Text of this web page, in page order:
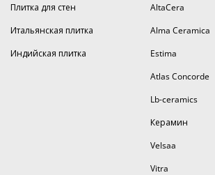
Плитка для стен
Итальянская плитка
Индийская плитка
AltaCera
Alma Ceramica
Estima
Atlas Concorde
Lb-ceramics
Керамин
Velsaa
Vitra